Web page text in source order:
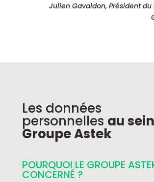
Julien Gavaldon, Président
Les données
personnelles au
Groupe Astek
POURQUOI LE GROUPE
CONCERNÉ ?